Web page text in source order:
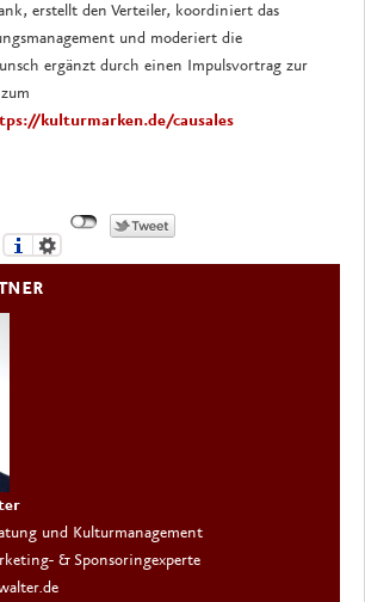
erstellt den Verteiler, koordiniert das
und moderiert die
ergänzt durch einen Impulsvortrag zur
kulturmarken.de/causales
und Kulturmanagement
& Sponsoringexperte